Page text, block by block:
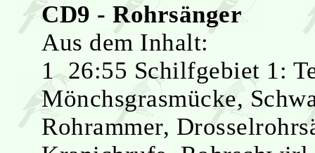
CD9 - Rohrsänger
Aus dem Inhalt:
1 26:55 Schilfgebiet 1:
Mönchsgrasmücke,
Rohrammer,